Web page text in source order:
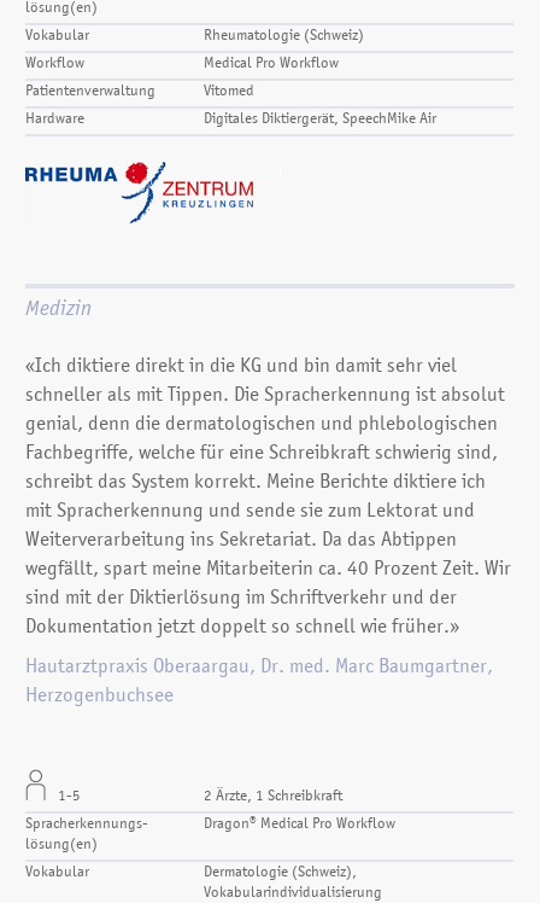
lösung(en)
Vokabular
Rheumatologie (Schweiz)
Workflow
Medical Pro Workflow
Patientenverwaltung
Vitomed
Hardware
Digitales Diktiergerät, SpeechMike Air
Medizin
«Ich diktiere direkt in die KG und bin damit sehr viel
schneller als mit Tippen. Die Spracherkennung ist absolut
genial, denn die dermatologischen und phlebologischen
Fachbegriffe, welche für eine Schreibkraft schwierig sind,
schreibt das System korrekt. Meine Berichte diktiere ich
mit Spracherkennung und sende sie zum Lektorat und
Weiterverarbeitung ins Sekretariat. Da das Abtippen
wegfällt, spart meine Mitarbeiterin ca. 40 Prozent Zeit. Wir
sind mit der Diktierlösung im Schriftverkehr und der
Dokumentation jetzt doppelt so schnell wie früher.»
Hautarztpraxis Oberaargau, Dr. med. Marc Baumgartner,
Herzogenbuchsee
1-5
2 Ärzte, 1 Schreibkraft
Spracherkennungs­
lösung(en)
Dragon® Medical Pro Workflow
Vokabular
Dermatologie (Schweiz),
Vokabularindividualisierung